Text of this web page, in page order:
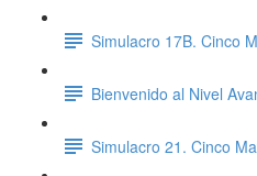
Simulacro 17B. Cinco
Bienvenido al Nivel
Simulacro 21. Cinco